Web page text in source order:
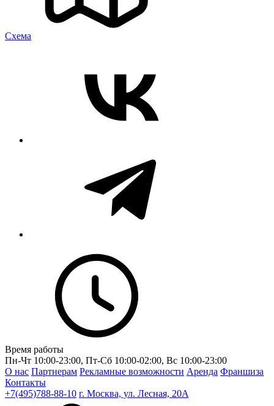
Cхема
Время работы
Пн-Чт 10:00-23:00, Пт-Сб 10:00-02:00, Вс 10:00-23:00
О нас Партнерам Рекламные возможности Аренда Франшиза
Контакты
+7(495)788-88-10 г. Москва, ул. Лесная, 20A